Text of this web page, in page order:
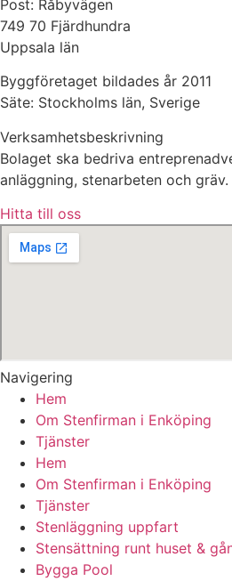
Post: Råbyvägen
749 70 Fjärdhundra
Uppsala län
Byggföretaget bildades år 2011
Säte: Stockholms län, Sverige
Verksamhetsbeskrivning
Bolaget ska bedriva
anläggning, stenarbeten och gräv.
Hitta till oss
Navigering
Hem
Om Stenfirman i Enköping
Tjänster
Hem
Om Stenfirman i Enköping
Tjänster
Stenläggning uppfart
Stensättning runt huset &
Bygga Pool